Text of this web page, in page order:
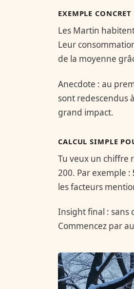
EXEMPLE
Les Martin
Leur
de la moyenne
Anecdote : au
sont redescendus à
grand impact.
CALCUL SIMPLE
Tu veux un chiffre
200. Par exemple :
les facteurs
Insight final : sans
Commencez par